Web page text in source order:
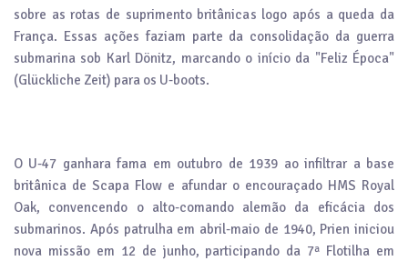
sobre as rotas de suprimento britânicas logo após a queda da
França. Essas ações faziam parte da consolidação da guerra
submarina sob Karl Dönitz, marcando o início da "Feliz Época"
(Glückliche Zeit) para os U-boots.
O U-47 ganhara fama em outubro de 1939 ao infiltrar a base
britânica de Scapa Flow e afundar o encouraçado HMS Royal
Oak, convencendo o alto-comando alemão da eficácia dos
submarinos. Após patrulha em abril-maio de 1940, Prien iniciou
nova missão em 12 de junho, participando da 7ª Flotilha em